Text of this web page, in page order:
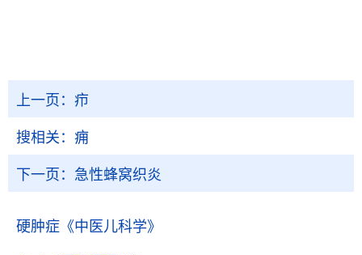
上一页： 疖
搜相关： 痈
下一页： 急性蜂窝织炎
硬肿症 《中医儿科学》